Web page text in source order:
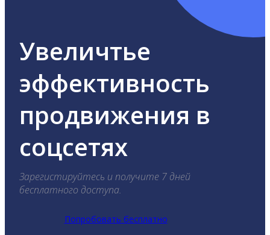
Увеличтье
эффективность
продвижения в
соцсетях
Зарегистируйтесь и получите 7 дней
бесплатного доступа.
Попробовать бесплатно